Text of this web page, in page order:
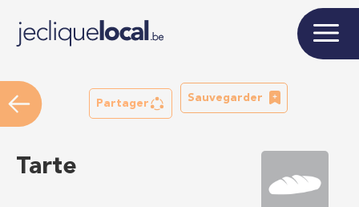
Partager
Sauvegarder
Tarte